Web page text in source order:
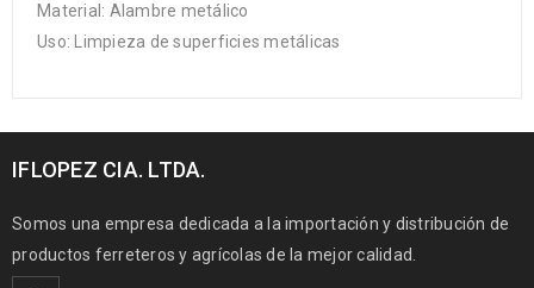
Material: Alambre metálico
Uso: Limpieza de superficies metálicas
IFLOPEZ CIA. LTDA.
Somos una empresa dedicada a la importación y distribución de
productos ferreteros y agrícolas de la mejor calidad.